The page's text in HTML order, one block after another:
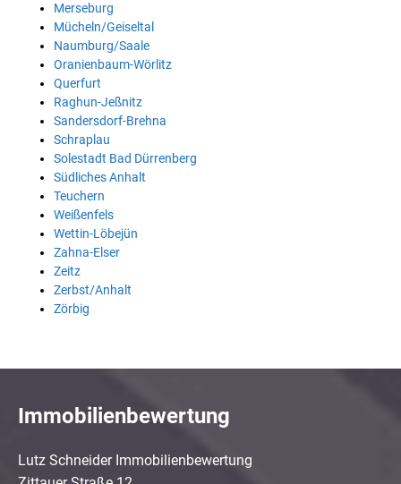
Merseburg
Mücheln/Geiseltal
Naumburg/Saale
Oranienbaum-Wörlitz
Querfurt
Raghun-Jeßnitz
Sandersdorf-Brehna
Schraplau
Solestadt Bad Dürrenberg
Südliches Anhalt
Teuchern
Weißenfels
Wettin-Löbejün
Zahna-Elser
Zeitz
Zerbst/Anhalt
Zörbig
Immobilienbewertung
Lutz Schneider Immobilienbewertung